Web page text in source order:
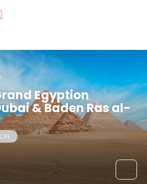
Egyption
& Baden Ras al-